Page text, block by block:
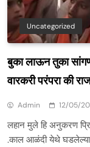
Uncategorized
बुका लाऊन तुका
वारकरी परंपरा की
Admin 12/05/
लहान मुले हि अनुकरण
.काल आळंदी येथे घडलेल्या